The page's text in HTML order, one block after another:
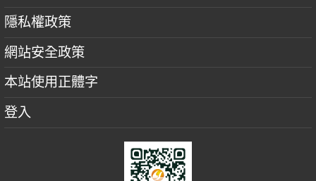
隱私權政策
網站安全政策
本站使用正體字
登入